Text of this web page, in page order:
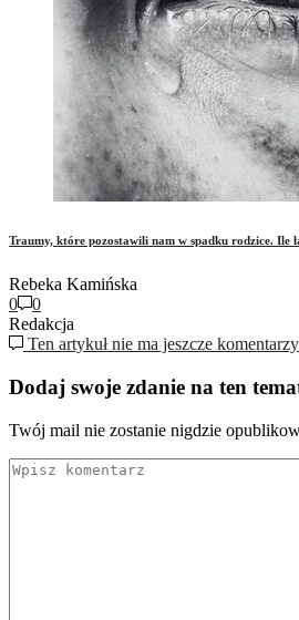
Traumy, które pozostawili nam w spadku rodzice. Ile
Rebeka Kamińska
0
0
Redakcja
Ten artykuł nie ma jeszcze komentarzy
Dodaj swoje zdanie na ten
Twój mail nie zostanie nigdzie